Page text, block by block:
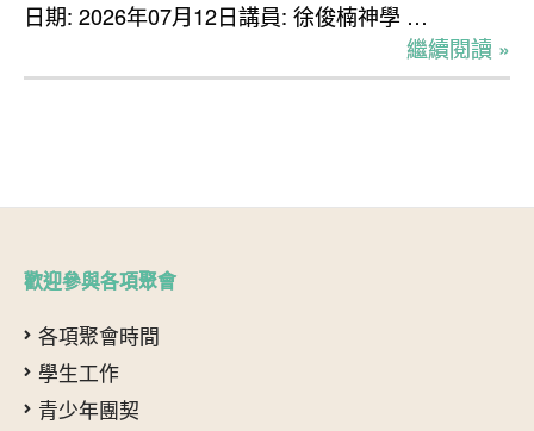
日期: 2026年07月12日講員: 徐俊楠神學 …
繼續閱讀 »
歡迎參與各項聚會
各項聚會時間
學生工作
青少年團契